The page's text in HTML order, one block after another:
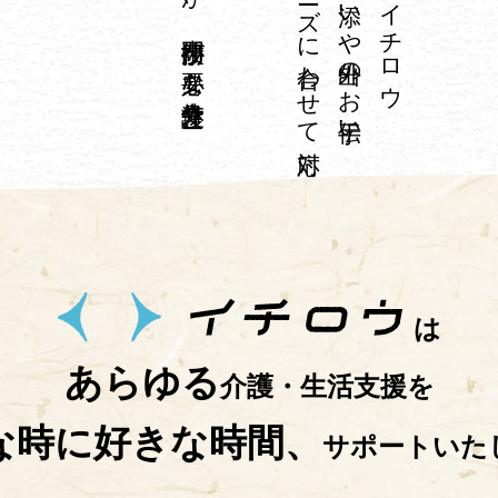
は
あらゆる介護・生活支援を
に好きな時間、 サポートいた